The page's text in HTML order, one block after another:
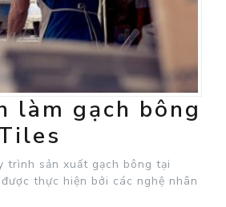
làm gạch bông
trình sản xuất gạch bông tại
thực hiện bởi các nghệ nhân